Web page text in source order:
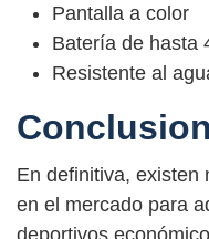
Pantalla a color
Batería de hasta
Resistente al
En definitiva, existen
en el mercado para
deportivos